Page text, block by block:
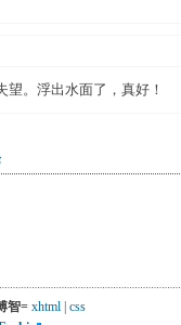
。浮出水面了，真好！
智= xhtml css